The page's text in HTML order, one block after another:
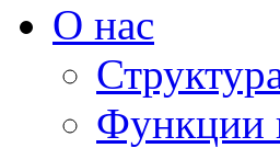
О нас
Функции